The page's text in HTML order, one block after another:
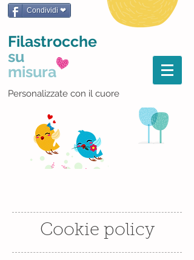
Condividi ❤
Filastrocche
su
misura
Personalizzate con il cuore
Cookie policy